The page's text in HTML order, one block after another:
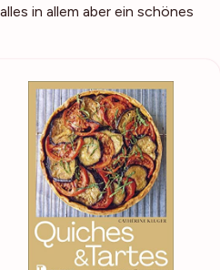
in allem aber ein schönes